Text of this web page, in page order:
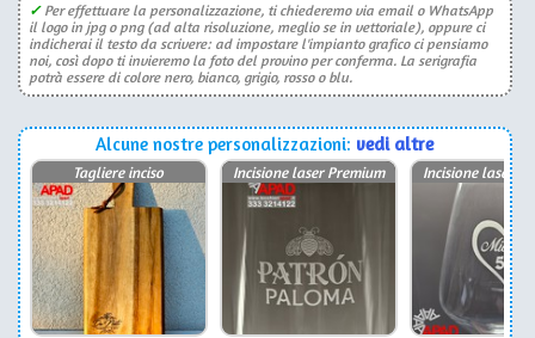
✓Per effettuare la personalizzazione, ti chiederemo via email o WhatsApp
il logo in jpg o png (ad alta risoluzione, meglio se in vettoriale), oppure ci
indicherai il testo da scrivere: ad impostare l'impianto grafico ci pensiamo
noi, così dopo ti invieremo la foto del provino per conferma. La serigrafia
potrà essere di colore nero, bianco, grigio, rosso o blu.
Alcune nostre personalizzazioni: vedi altre
Tagliere inciso Incisione laser Premium Incisione laser